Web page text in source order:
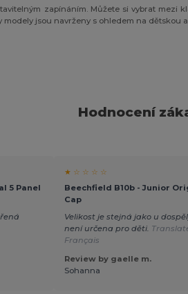
zapínáním. Můžete si vybrat
modely jsou navrženy s ohledem na dětskou
Hodnocení
5 Panel
★ ☆ ☆ ☆ ☆
Beechfield B10b - Junior
Cap
Velikost je stejná jako u
není určena pro děti.
Français
Review by gaelle m.
Sohanna